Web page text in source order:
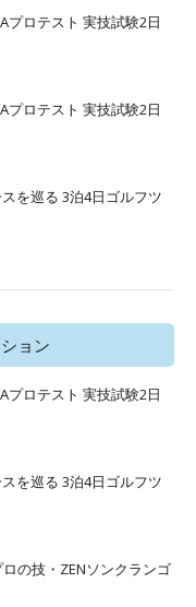
プロテスト 実技試験2日
プロテスト 実技試験2日
を巡る 3泊4日ゴルフツ
ョン
プロテスト 実技試験2日
を巡る 3泊4日ゴルフツ
の技・ZENソンクランゴ